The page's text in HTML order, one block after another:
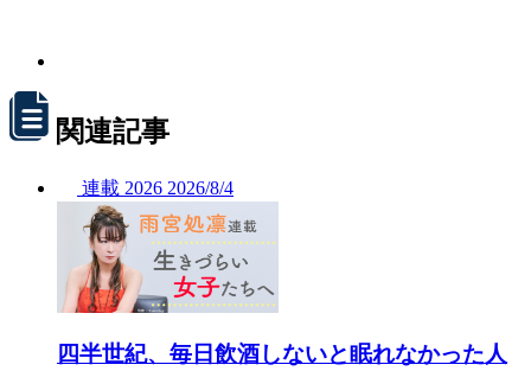
関連記事
連載 2026 2026/8/4
四半世紀、毎日飲酒しないと眠れなかった人